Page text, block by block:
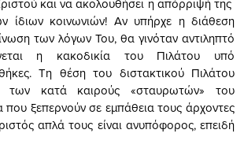
και να ακολουθήσει η απόρριψή της
κοινωνιών! Αν υπήρχε η διάθεση
των λόγων Του, θα γινόταν αντιληπτό
η κακοδικία του Πιλάτου υπό
Τη θέση του διστακτικού Πιλάτου
των κατά καιρούς «σταυρωτών» του
ξεπερνούν σε εμπάθεια τους άρχοντες
απλά τους είναι ανυπόφορος, επειδή